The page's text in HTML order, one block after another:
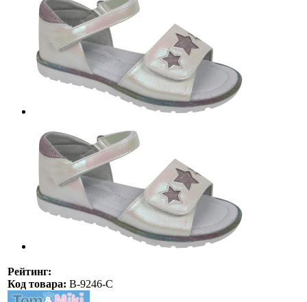
Рейтинг:
Код товара: B-9246-C